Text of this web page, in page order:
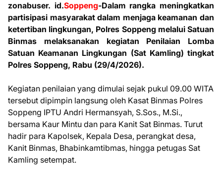
zonabuser. id.Soppeng-Dalam rangka meningkatkan
partisipasi masyarakat dalam menjaga keamanan dan
ketertiban lingkungan, Polres Soppeng melalui Satuan
Binmas melaksanakan kegiatan Penilaian Lomba
Satuan Keamanan Lingkungan (Sat Kamling) tingkat
Polres Soppeng, Rabu (29/4/2026).
Kegiatan penilaian yang dimulai sejak pukul 09.00 WITA
tersebut dipimpin langsung oleh Kasat Binmas Polres
Soppeng IPTU Andri Hermansyah, S.Sos., M.Si.,
bersama Kaur Mintu dan para Kanit Sat Binmas. Turut
hadir para Kapolsek, Kepala Desa, perangkat desa,
Kanit Binmas, Bhabinkamtibmas, hingga petugas Sat
Kamling setempat.